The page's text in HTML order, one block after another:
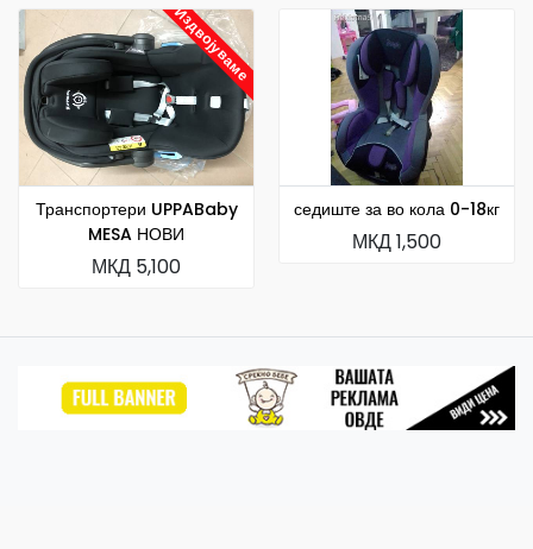
Издвојуваме
Транспортери UPPABaby
MESA НОВИ
МКД 5,100
седиште за во кола 0-18кг
МКД 1,500